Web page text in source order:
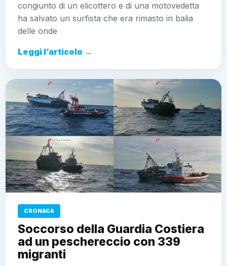
congiunto di un elicottero e di una motovedetta
ha salvato un surfista che era rimasto in balia
delle onde
Leggi l’articolo →
CRONACA
Soccorso della Guardia Costiera
ad un peschereccio con 339
migranti